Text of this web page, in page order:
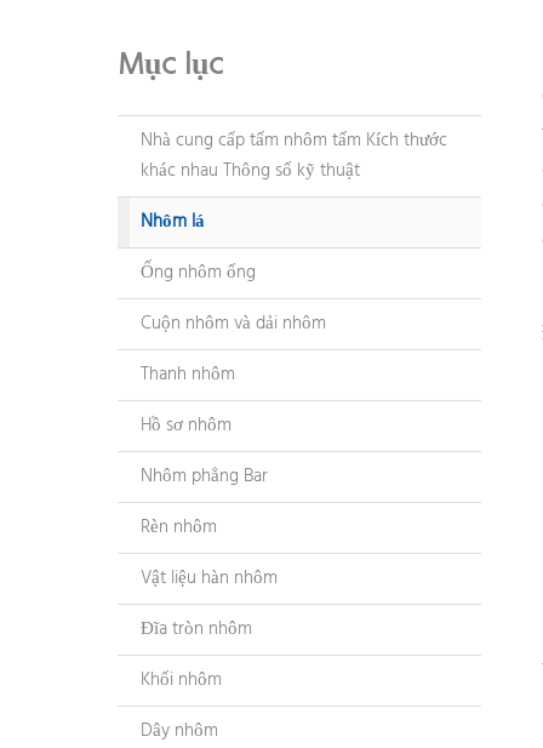
Mục lục
Nhà cung cấp tấm nhôm tấm Kích thước
khác nhau Thông số kỹ thuật
Nhôm lá
Ống nhôm ống
Cuộn nhôm và dải nhôm
Thanh nhôm
Hồ sơ nhôm
Nhôm phẳng Bar
Rèn nhôm
Vật liệu hàn nhôm
Đĩa tròn nhôm
Khối nhôm
Dây nhôm